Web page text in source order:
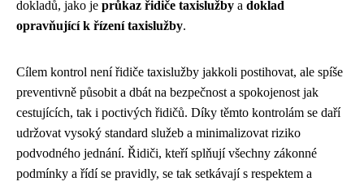
dokladů, jako je průkaz řidiče taxislužby a doklad
opravňující k řízení taxislužby.
Cílem kontrol není řidiče taxislužby jakkoli postihovat, ale spíše
preventivně působit a dbát na bezpečnost a spokojenost jak
cestujících, tak i poctivých řidičů. Díky těmto kontrolám se daří
udržovat vysoký standard služeb a minimalizovat riziko
podvodného jednání. Řidiči, kteří splňují všechny zákonné
podmínky a řídí se pravidly, se tak setkávají s respektem a